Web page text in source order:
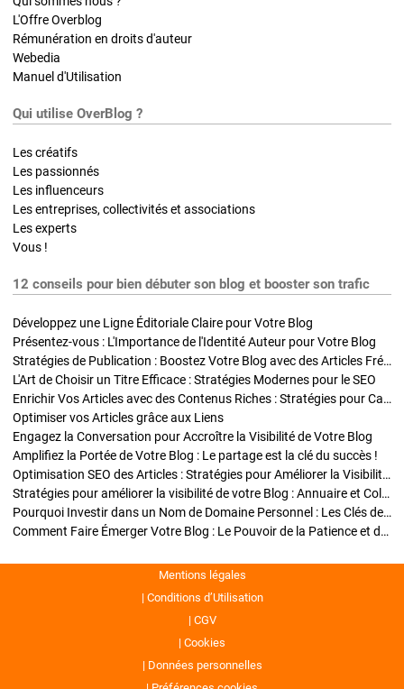
L'Offre Overblog
Rémunération en droits d'auteur
Webedia
Manuel d'Utilisation
Qui utilise OverBlog ?
Les créatifs
Les passionnés
Les influenceurs
Les entreprises, collectivités et associations
Les experts
Vous !
12 conseils pour bien débuter son blog et booster son trafic
Développez une Ligne Éditoriale Claire pour Votre Blog
Présentez-vous : L'Importance de l'Identité Auteur pour Votre Blog
Stratégies de Publication : Boostez Votre Blog avec des Articles Fréquents et Exclusifs
L'Art de Choisir un Titre Efficace : Stratégies Modernes pour le SEO
Enrichir Vos Articles avec des Contenus Riches : Stratégies pour Captiver et Optimiser
Optimiser vos Articles grâce aux Liens
Engagez la Conversation pour Accroître la Visibilité de Votre Blog
Amplifiez la Portée de Votre Blog : Le partage est la clé du succès !
Optimisation SEO des Articles : Stratégies pour Améliorer la Visibilité de Votre Blog
Stratégies pour améliorer la visibilité de votre Blog : Annuaire et Collaborations
Pourquoi Investir dans un Nom de Domaine Personnel : Les Clés de la Réussite de Votre Blog
Comment Faire Émerger Votre Blog : Le Pouvoir de la Patience et de la Persévérance
Mentions légales
Conditions d’Utilisation
CGV
Cookies
Données personnelles